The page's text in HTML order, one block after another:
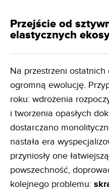
Przejście od
elastycznych
Na przestrzeni ostatnich
ogromną ewolucję.
roku: wdrożenia
i tworzenia opasłych
dostarczano
nastała era
przyniosły one
powszechność,
kolejnego problemu: